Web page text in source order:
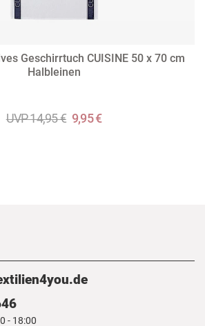
Geschirrtuch CUISINE 50 x 70 cm
Halbleinen
UVP 14,95 € 9,95 €
- 18:00